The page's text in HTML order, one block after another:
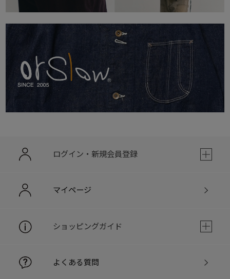
ログイン・新規会員登録
マイページ
ショッピングガイド
よくある質問